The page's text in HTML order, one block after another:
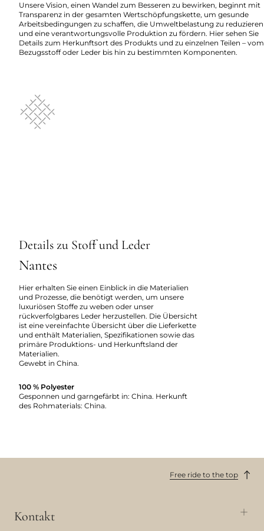
Unsere Vision, einen Wandel zum Besseren zu bewirken, beginnt mit
Transparenz in der gesamten Wertschöpfungskette, um gesunde
Arbeitsbedingungen zu schaffen, die Umweltbelastung zu reduzieren
und eine verantwortungsvolle Produktion zu fördern. Hier sehen Sie
Details zum Herkunftsort des Produkts und zu einzelnen Teilen – vom
Bezugsstoff oder Leder bis hin zu bestimmten Komponenten.
Details zu Stoff und Leder
Nantes
Hier erhalten Sie einen Einblick in die Materialien
und Prozesse, die benötigt werden, um unsere
luxuriösen Stoffe zu weben oder unser
rückverfolgbares Leder herzustellen. Die Übersicht
ist eine vereinfachte Übersicht über die Lieferkette
und enthält Materialien, Spezifikationen sowie das
primäre Produktions- und Herkunftsland der
Materialien.
Gewebt in China.
100 % Polyester
Gesponnen und garngefärbt in: China. Herkunft
des Rohmaterials: China.
Free ride to the top
Kontakt